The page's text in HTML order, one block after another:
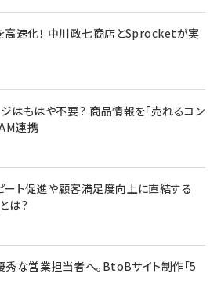
高速化！ 中川政七商店とSprocketが実
はもはや不要？ 商品情報を「売れるコン
連携
ート促進や顧客満足度向上に直結する
は？
な営業担当者へ。BtoBサイト制作「5